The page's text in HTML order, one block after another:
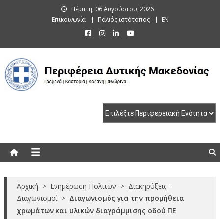
Πέμπτη, 06 Αυγούστου, 2026
Επικοινωνία
Παλιός ιστότοπος EN
Αρχική > Ενημέρωση Πολιτών > Διακηρύξεις -
Διαγωνισμοί > Διαγωνισμός για την προμήθεια
χρωμάτων και υλικών διαγράμμισης οδού ΠΕ